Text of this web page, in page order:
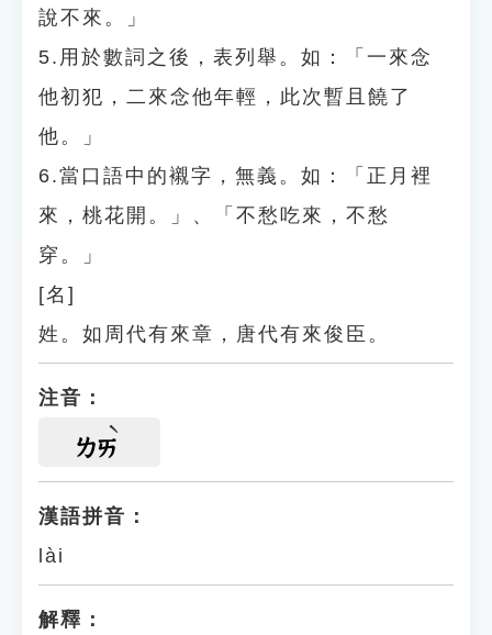
說不來。」
5.用於數詞之後，表列舉。如：「一來念
他初犯，二來念他年輕，此次暫且饒了
他。」
6.當口語中的襯字，無義。如：「正月裡
來，桃花開。」、「不愁吃來，不愁
穿。」
[名]
姓。如周代有來章，唐代有來俊臣。
注音：
ㄌㄞ
漢語拼音：
lài
解釋：